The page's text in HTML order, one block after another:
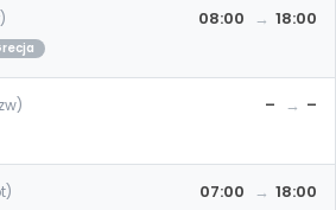
08:00 18:00
– –
07:00 18:00